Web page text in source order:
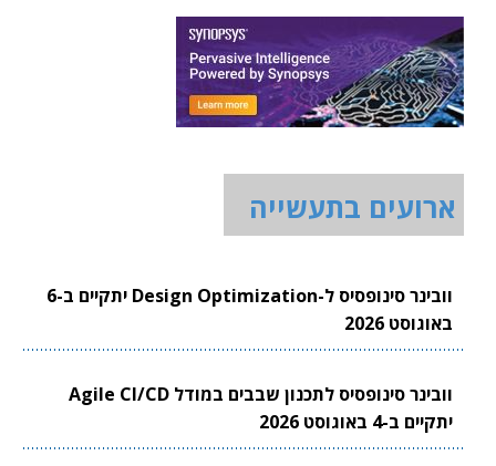
ארועים בתעשייה
וובינר סינופסיס ל-Design Optimization יתקיים ב-6
באוגוסט 2026
וובינר סינופסיס לתכנון שבבים במודל Agile CI/CD
יתקיים ב-4 באוגוסט 2026